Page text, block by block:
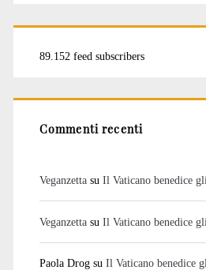
89.152 feed subscribers
Commenti recenti
Veganzettasu Il Vaticano benedice
Veganzettasu Il Vaticano benedice
Paola Drogsu Il Vaticano benedice